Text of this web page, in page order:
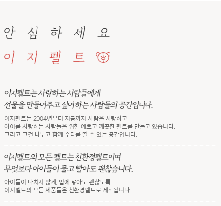
이지펠트는 2004년부터 지금까지 사람을 사랑하고
아이를 사랑하는 사람들을 위한 예쁘고 깨끗한 펠트를 만들고 있습니다.
그리고 그걸 나누고 함께 수다를 떨 수 있는 공간입니다.
아이들이 다치지 않게, 입에 닿아도 괜찮도록
이지펠트의 모든 제품들은 친환경펠트로 제작됩니다.